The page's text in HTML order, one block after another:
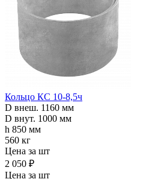
Кольцо КС 10-8,5ч
D внеш. 1160 мм
D внут. 1000 мм
h 850 мм
560 кг
Цена за шт
2 050 ₽
Цена за шт